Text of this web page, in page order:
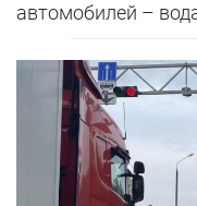
автомобилей –